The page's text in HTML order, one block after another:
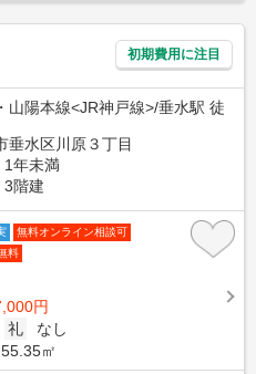
初期費用に注目
山陽本線<JR神戸線>/垂水駅 徒
垂水区川原３丁目
1年未満
3階建
無料オンライン相談可
料
円
礼
なし
55.35㎡